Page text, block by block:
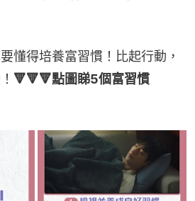
懂得培養富習慣！比起行動，
🔻🔻🔻點圖睇5個富習慣